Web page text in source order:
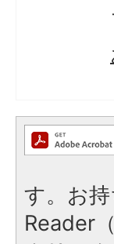
す。お
Reader